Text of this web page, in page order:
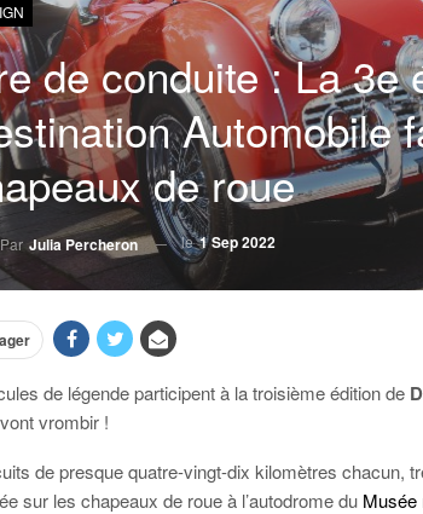
de conduite : La 3e
Automobile
de roue
Par Julia Percheron le1 Sep 2022
de légende participent à la troisième édition de
vrombir !
de presque quatre-vingt-dix kilomètres chacun,
sur les chapeaux de roue à l’autodrome du Musée